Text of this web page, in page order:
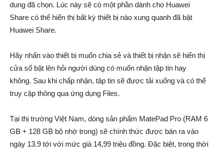
dung đã chọn. Lúc này sẽ có một phần dành cho Huawei
Share có thể hiển thị bất kỳ thiết bị nào xung quanh đã bật
Huawei Share.
Hãy nhấn vào thiết bị muốn chia sẻ và thiết bị nhận sẽ hiển thị
cửa sổ bật lên hỏi người dùng có muốn nhận tập tin hay
không. Sau khi chấp nhận, tập tin sẽ được tải xuống và có thể
truy cập thông qua ứng dụng Files.
Tại thị trường Việt Nam, dòng sản phẩm MatePad Pro (RAM 6
GB + 128 GB bộ nhớ trong) sẽ chính thức được bán ra vào
ngày 13.9 tới với mức giá 14,99 triệu đồng. Đặc biệt, trong thời